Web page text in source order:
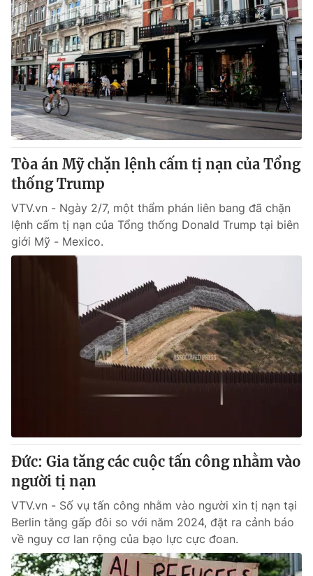
Tòa án Mỹ chặn lệnh cấm tị nạn của Tổng
thống Trump
VTV.vn - Ngày 2/7, một thẩm phán liên bang đã chặn
lệnh cấm tị nạn của Tổng thống Donald Trump tại biên
giới Mỹ - Mexico.
Đức: Gia tăng các cuộc tấn công nhằm vào
người tị nạn
VTV.vn - Số vụ tấn công nhằm vào người xin tị nạn tại
Berlin tăng gấp đôi so với năm 2024, đặt ra cảnh báo
về nguy cơ lan rộng của bạo lực cực đoan.